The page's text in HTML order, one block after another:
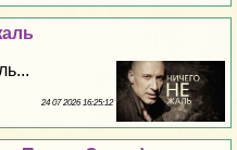
24 07 2026 16:25:12